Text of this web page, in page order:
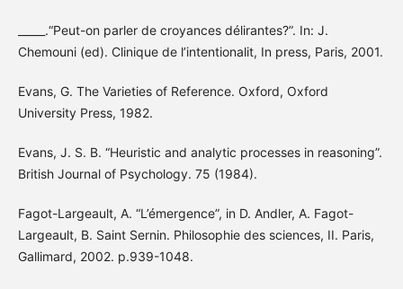
_____.“Peut-on parler de croyances délirantes?”. In: J.
Chemouni (ed). Clinique de l’intentionalit, In press, Paris, 2001.
Evans, G. The Varieties of Reference. Oxford, Oxford
University Press, 1982.
Evans, J. S. B. “Heuristic and analytic processes in reasoning”.
British Journal of Psychology. 75 (1984).
Fagot-Largeault, A. “L’émergence”, in D. Andler, A. Fagot-
Largeault, B. Saint Sernin. Philosophie des sciences, II. Paris,
Gallimard, 2002. p.939-1048.